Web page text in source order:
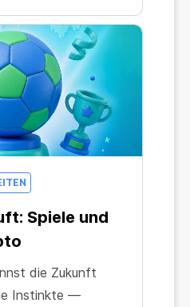
Spiele und
die Zukunft
Instinkte —